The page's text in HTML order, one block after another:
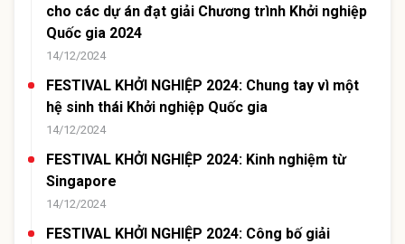
cho các dự án đạt giải Chương trình Khởi nghiệp
Quốc gia 2024
14/12/2024
FESTIVAL KHỞI NGHIỆP 2024: Chung tay vì một
hệ sinh thái Khởi nghiệp Quốc gia
14/12/2024
FESTIVAL KHỞI NGHIỆP 2024: Kinh nghiệm từ
Singapore
14/12/2024
FESTIVAL KHỞI NGHIỆP 2024: Công bố giải